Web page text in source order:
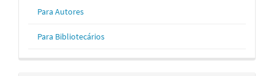
Para Autores
Para Bibliotecários